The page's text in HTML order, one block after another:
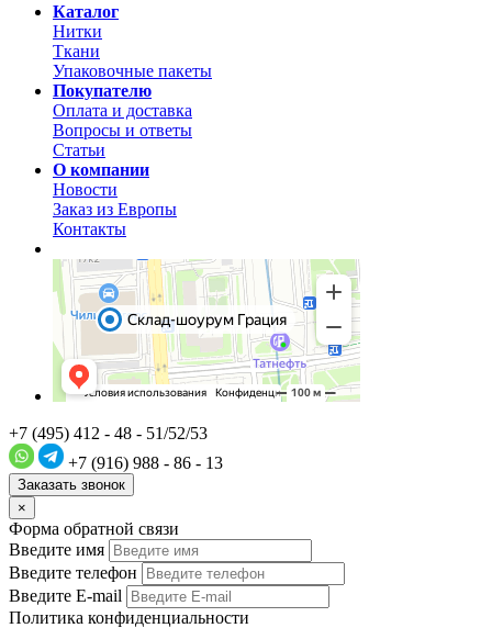
Каталог
Нитки
Ткани
Упаковочные пакеты
Покупателю
Оплата и доставка
Вопросы и ответы
Статьи
О компании
Новости
Заказ из Европы
Контакты
+7 (495) 412 - 48 - 51/52/53
+7 (916) 988 - 86 - 13
Заказать звонок
×
Форма обратной связи
Введите имя
Введите телефон
Введите E-mail
Политика конфиденциальности